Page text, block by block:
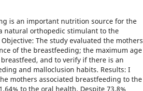
is an important nutrition source for the
natural orthopedic stimulant to the
The study evaluated the mothers
of the breastfeeding; the maximum age
and to verify if there is an
and malloclusion habits. Results: I
mothers associated breastfeeding to the
to the oral health. Despite 73.8%